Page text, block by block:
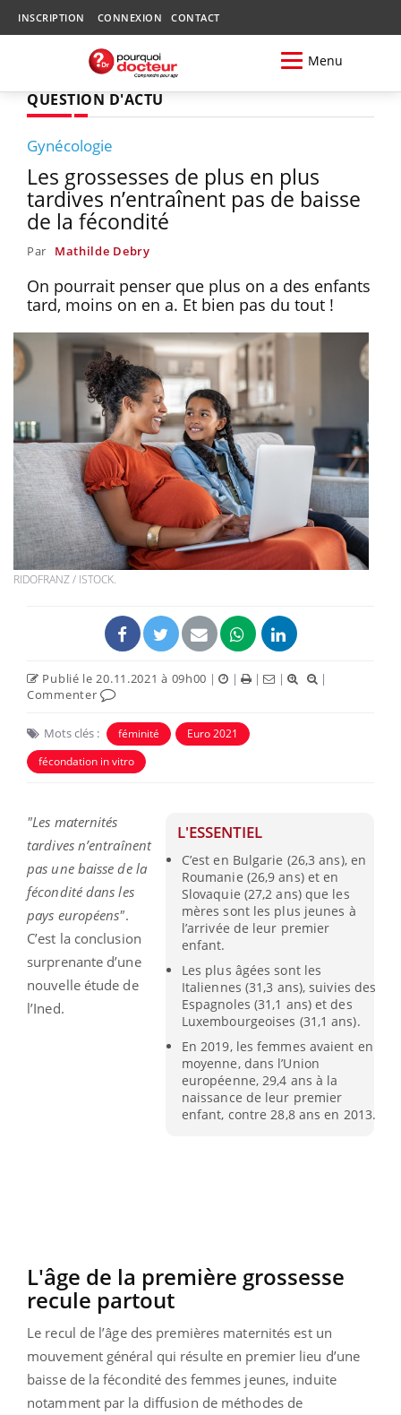
INSCRIPTION CONNEXION CONTACT
Menu
QUESTION D'ACTU
Gynécologie
Les grossesses de plus en plus
tardives n’entraînent pas de baisse
de la fécondité
Par Mathilde Debry
On pourrait penser que plus on a des enfants
tard, moins on en a. Et bien pas du tout !
RIDOFRANZ / ISTOCK.
Publié le 20.11.2021 à 09h00 | | | |
|
Commenter
Mots clés : féminité
Euro 2021
fécondation in vitro
L'ESSENTIEL
C’est en Bulgarie (26,3 ans), en
Roumanie (26,9 ans) et en
Slovaquie (27,2 ans) que les
mères sont les plus jeunes à
l’arrivée de leur premier
enfant.
Les plus âgées sont les
Italiennes (31,3 ans), suivies des
Espagnoles (31,1 ans) et des
Luxembourgeoises (31,1 ans).
En 2019, les femmes avaient en
moyenne, dans l’Union
européenne, 29,4 ans à la
naissance de leur premier
enfant, contre 28,8 ans en 2013.
"Les maternités
tardives n’entraînent
pas une baisse de la
fécondité dans les
pays européens".
C’est la conclusion
surprenante d’une
nouvelle étude de
l’Ined.
L'âge de la première grossesse
recule partout
Le recul de l’âge des premières maternités est un
mouvement général qui résulte en premier lieu d’une
baisse de la fécondité des femmes jeunes, induite
notamment par la diffusion de méthodes de